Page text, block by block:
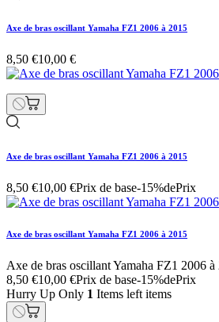
Axe de bras oscillant Yamaha FZ1 2006 à 2015
8,50 €10,00 €
Axe de bras oscillant Yamaha FZ1 2006 à 2015
8,50 €10,00 €Prix de base-15%dePrix
Axe de bras oscillant Yamaha FZ1 2006 à 2015
Axe de bras oscillant Yamaha FZ1 2006 à
8,50 €10,00 €Prix de base-15%dePrix
Hurry Up Only 1 Items left items